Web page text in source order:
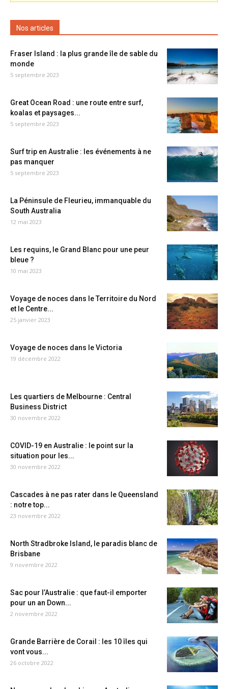
Nos articles
Fraser Island : la plus grande île de sable du
monde
5 septembre 2023
Great Ocean Road : une route entre surf,
koalas et paysages...
5 septembre 2023
Surf trip en Australie : les événements à ne
pas manquer
5 septembre 2023
La Péninsule de Fleurieu, immanquable du
South Australia
12 mai 2023
Les requins, le Grand Blanc pour une peur
bleue ?
10 mai 2023
Voyage de noces dans le Territoire du Nord
et le Centre...
25 janvier 2023
Voyage de noces dans le Victoria
19 décembre 2022
Les quartiers de Melbourne : Central
Business District
30 novembre 2022
COVID-19 en Australie : le point sur la
situation pour les...
30 novembre 2022
Cascades à ne pas rater dans le Queensland
: notre top...
23 novembre 2022
North Stradbroke Island, le paradis blanc de
Brisbane
9 novembre 2022
Sac pour l’Australie : que faut-il emporter
pour un an Down...
2 novembre 2022
Grande Barrière de Corail : les 10 îles qui
vont vous...
26 octobre 2022